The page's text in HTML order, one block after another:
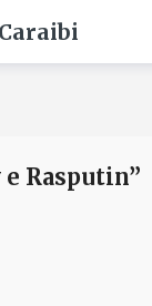
Rasputin”